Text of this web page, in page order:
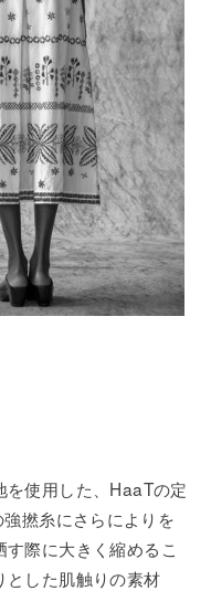
使用した、HaaTの定
撚糸にさらによりを
際に大きく縮めるこ
とした肌触りの素材